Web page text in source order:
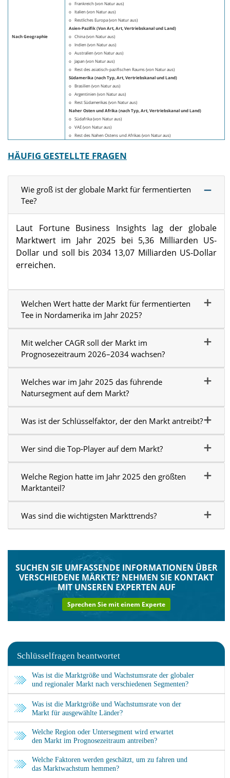
Nach Geographie
o Frankreich (von Natur aus)
o Italien (von Natur aus)
o Restliches Europa (von Natur aus)
Asien-Pazifik (VonArt, Art, Vertriebskanal und Land)
o China (von Natur aus)
o Indien (von Natur aus)
o Australien (von Natur aus)
o Japan (von Natur aus)
o Rest des asiatisch-pazifischen Raums (von Natur aus)
Südamerika (nach Typ, Art, Vertriebskanal und Land)
o Brasilien (von Natur aus)
o Argentinien (von Natur aus)
o Rest Südamerikas (von Natur aus)
Naher Osten und Afrika (nach Typ, Art, Vertriebskanal und Land)
o Südafrika (von Natur aus)
o VAE (von Natur aus)
o Rest des Nahen Ostens und Afrikas (von Natur aus)
HÄUFIG GESTELLTE FRAGEN
Wie groß ist der globale Markt für fermentierten
Tee?
Laut Fortune Business Insights lag der globale
Marktwert im Jahr 2025 bei 5,36 Milliarden US-
Dollar und soll bis 2034 13,07 Milliarden US-Dollar
erreichen.
Welchen Wert hatte der Markt für fermentierten
Tee in Nordamerika im Jahr 2025?
Mit welcher CAGR soll der Markt im
Prognosezeitraum 2026–2034 wachsen?
Welches war im Jahr 2025 das führende
Natursegment auf dem Markt?
Was ist der Schlüsselfaktor, der den Markt antreibt?
Wer sind die Top-Player auf dem Markt?
Welche Region hatte im Jahr 2025 den größten
Marktanteil?
Was sind die wichtigsten Markttrends?
SUCHEN SIE UMFASSENDE INFORMATIONEN ÜBER
VERSCHIEDENE MÄRKTE? NEHMEN SIE KONTAKT
MIT UNSEREN EXPERTEN AUF
Sprechen Sie mit einem Experte